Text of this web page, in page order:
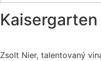
Kaisergarten
Zsolt Nier, talentovaný